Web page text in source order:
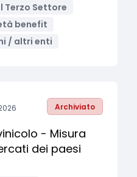
Terzo Settore
benefit
/ altri enti
Archiviato
- Misura
dei paesi